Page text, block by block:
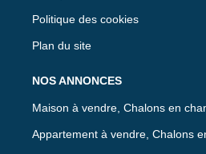
Politique des cookies
Plan du site
NOS ANNONCES
Maison à vendre, Chalons en
Appartement à vendre, Chalons